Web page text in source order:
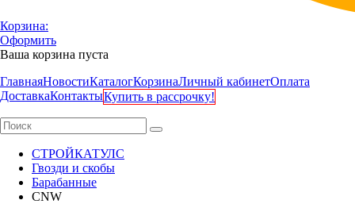
Корзина:
Оформить
Ваша корзина пуста
ГлавнаяНовостиКаталогКорзинаЛичный кабинетОплата
ДоставкаКонтактыКупить в рассрочку!
СТРОЙКАТУЛС
Гвозди и скобы
Барабанные
CNW